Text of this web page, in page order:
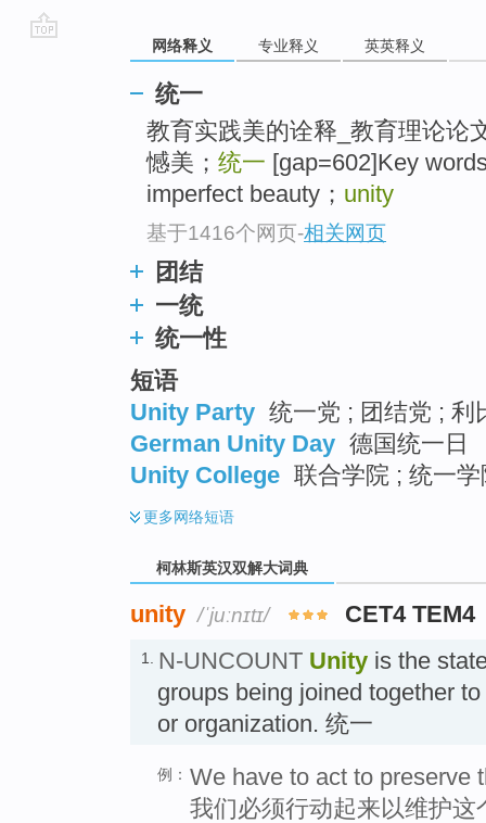
网络释义 专业释义 英英释义
统一
教育实践美的诠释_教育理论论
憾美； 统一 [gap=602]Key
imperfect beauty； unity
基于1416个网页-相关网页
团结
一统
统一性
短语
Unity Party 统一党 ; 团结党 ; 利
German Unity Day 德国统一日
Unity College 联合学院 ; 统一
更多网络短语
柯林斯英汉双解大词典
unity /ˈjuːnɪtɪ/ CET4 TEM4
1. N-UNCOUNT Unity is the
groups being joined together
or organization. 统一
例： We have to act to preserve
我们必须行动起来以维护这